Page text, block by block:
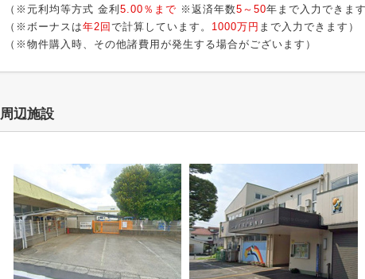
（※元利均等方式 金利 5.00％まで ※返済年数5～50年まで入力できます
（※ボーナスは年2回 で計算しています。 1000万円 まで入力できます）
（※物件購入時、その他諸費用が発生する場合がございます）
周辺施設